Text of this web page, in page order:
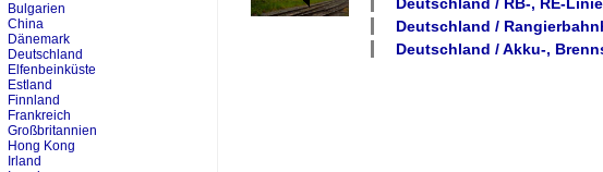
Deutschland /
Deutschland / Akku-,
Bulgarien
China
Dänemark
Deutschland
Elfenbeinküste
Estland
Finnland
Frankreich
Großbritannien
Hong Kong
Irland